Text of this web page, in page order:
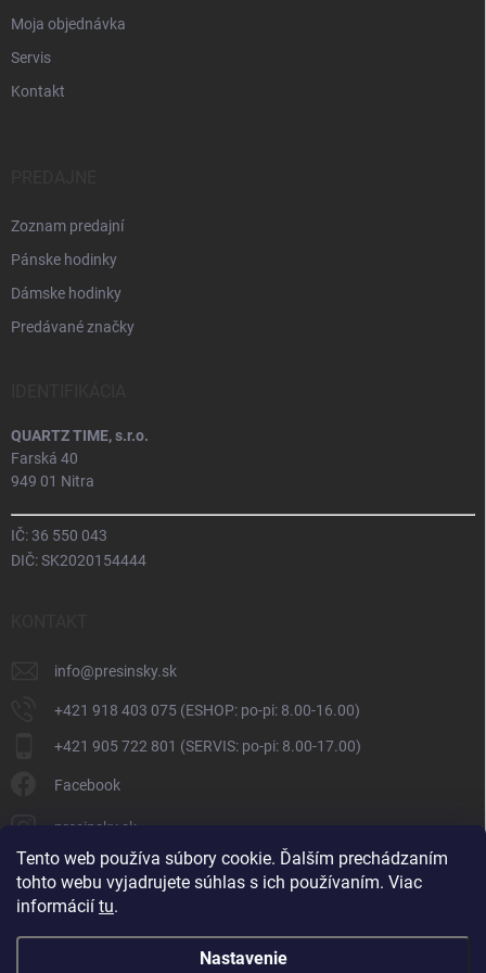
Tento web používa súbory cookie. Ďalším prechádzaním
tohto webu vyjadrujete súhlas s ich používaním. Viac
informácií tu.
Nastavenie
Moja objednávka
Servis
Kontakt
Zoznam predajní
Pánske hodinky
Dámske hodinky
Predávané značky
QUARTZ TIME, s.r.o.
Farská 40
949 01 Nitra
IČ: 36 550 043
DIČ: SK2020154444
info@presinsky.sk
+421 918 403 075 (ESHOP: po-pi: 8.00-16.00)
+421 905 722 801 (SERVIS: po-pi: 8.00-17.00)
Facebook
presinsky.sk